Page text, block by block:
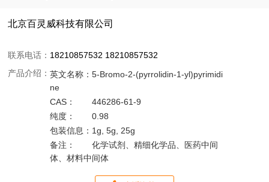
北京百灵威科技有限公司
联系电话： 18210857532 18210857532
产品介绍：英文名称：5-Bromo-2-(pyrrolidin-1-yl)pyrimidi
ne
CAS：
446286-61-9
纯度：
0.98
包装信息： 1g, 5g, 25g
备注：
化学试剂、精细化学品、医药中间
体、材料中间体